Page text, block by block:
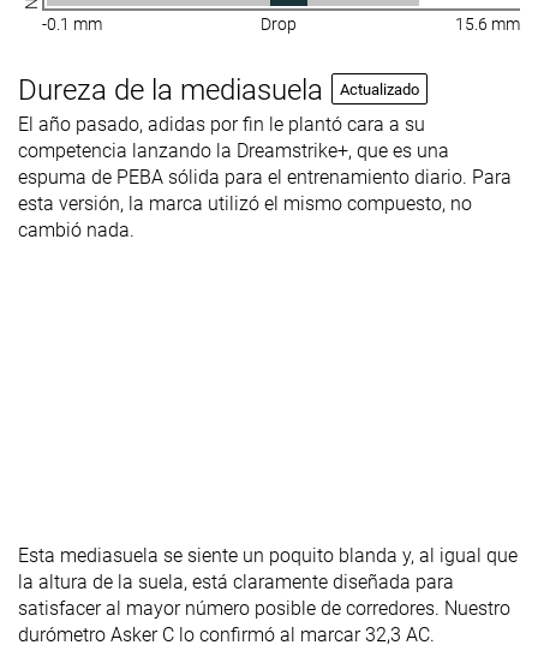
-0.1 mm Drop 15.6 mm
Dureza de la mediasuela Actualizado
El año pasado, adidas por fin le plantó cara a su
competencia lanzando la Dreamstrike+, que es una
espuma de PEBA sólida para el entrenamiento diario. Para
esta versión, la marca utilizó el mismo compuesto, no
cambió nada.
Esta mediasuela se siente un poquito blanda y, al igual que
la altura de la suela, está claramente diseñada para
satisfacer al mayor número posible de corredores. Nuestro
durómetro Asker C lo confirmó al marcar 32,3 AC.